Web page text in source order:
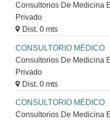
Consultorios De Medicina
Privado
Dist. 0 mts
CONSULTORIO MÉDICO
Consultorios De Medicina
Privado
Dist. 0 mts
CONSULTORIO MÉDICO
Consultorios De Medicina